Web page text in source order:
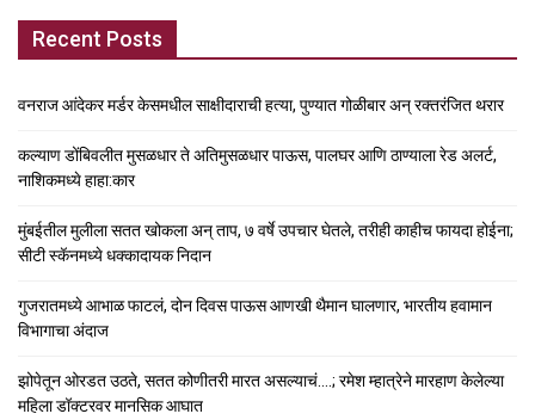
Recent Posts
वनराज आंदेकर मर्डर केसमधील साक्षीदाराची हत्या, पुण्यात गोळीबार अन् रक्तरंजित थरार
कल्याण डोंबिवलीत मुसळधार ते अतिमुसळधार पाऊस, पालघर आणि ठाण्याला रेड अलर्ट,
नाशिकमध्ये हाहा:कार
मुंबईतील मुलीला सतत खोकला अन् ताप, ७ वर्षे उपचार घेतले, तरीही काहीच फायदा होईना;
सीटी स्कॅनमध्ये धक्कादायक निदान
गुजरातमध्ये आभाळ फाटलं, दोन दिवस पाऊस आणखी थैमान घालणार, भारतीय हवामान
विभागाचा अंदाज
झोपेतून ओरडत उठते, सतत कोणीतरी मारत असल्याचं….; रमेश म्हात्रेने मारहाण केलेल्या
महिला डॉक्टरवर मानसिक आघात